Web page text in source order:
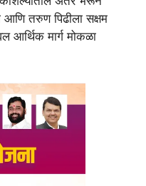
आणि तरुण पिढीला सक्षम
आर्थिक मार्ग मोकळा